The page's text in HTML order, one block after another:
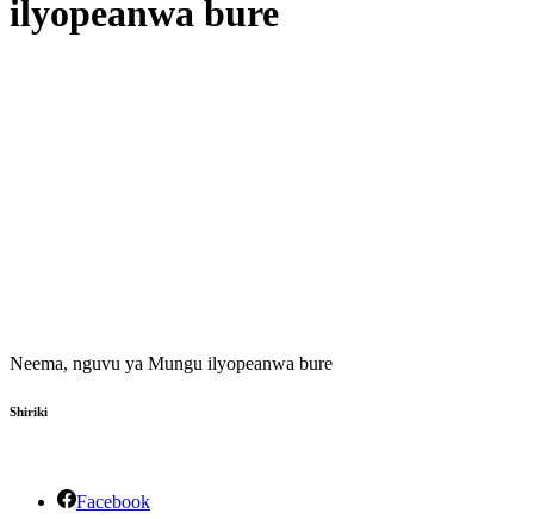
ilyopeanwa bure
Neema, nguvu ya Mungu ilyopeanwa bure
Shiriki
Facebook